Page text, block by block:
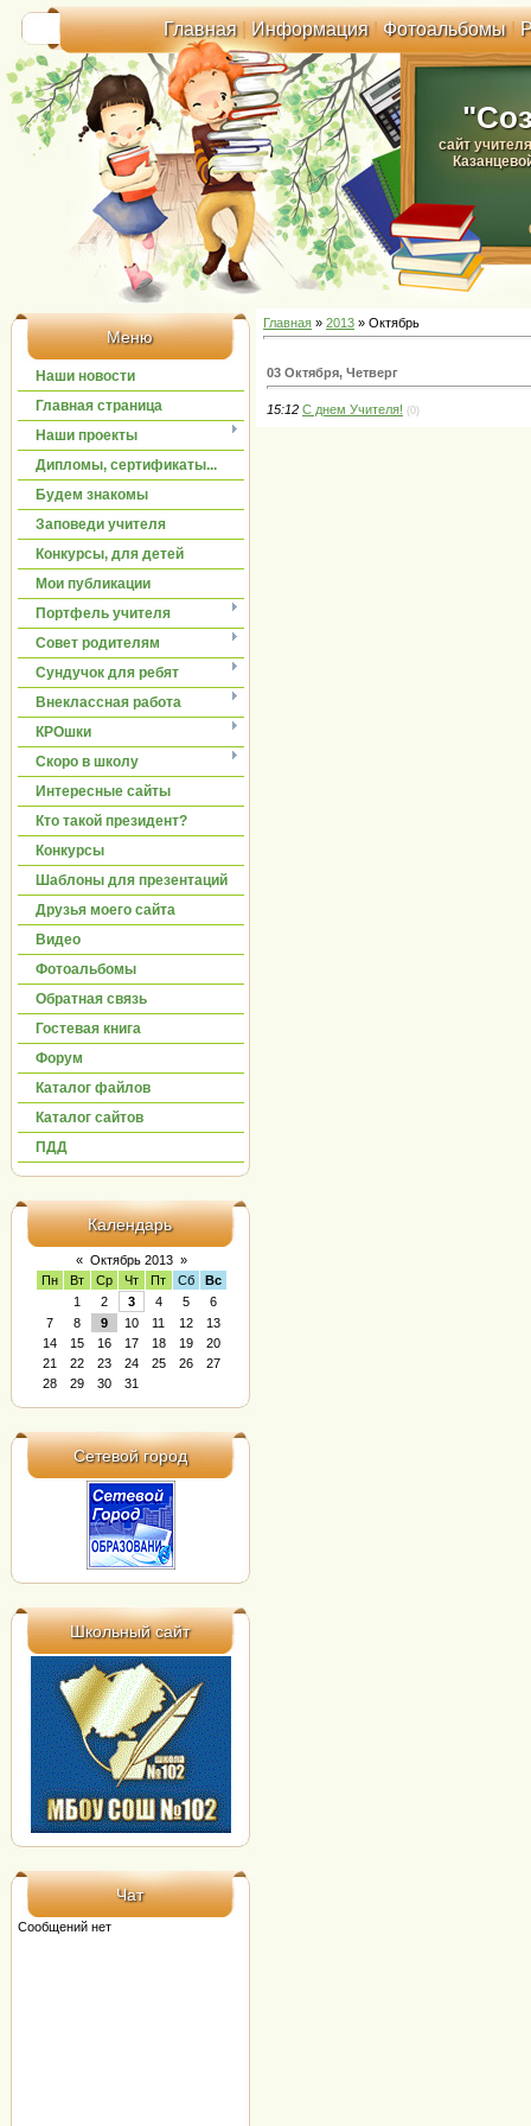
Главная| Информация|Фотоальбомы|
сайт
Меню
Наши новости
Главная страница
Наши проекты
Дипломы, сертификаты...
Будем знакомы
Заповеди учителя
Конкурсы, для детей
Мои публикации
Портфель учителя
Совет родителям
Сундучок для ребят
Внеклассная работа
КРОшки
Скоро в школу
Интересные сайты
Кто такой президент?
Конкурсы
Шаблоны для презентаций
Друзья моего сайта
Видео
Фотоальбомы
Обратная связь
Гостевая книга
Форум
Каталог файлов
Каталог сайтов
ПДД
Календарь
« Октябрь 2013 »
Пн
Вт Ср Чт Пт Сб
Вс
1
2 3 4 5
6
7
8 9 10 11 12
13
14
15 16 17 18 19
20
21
22 23 24 25 26
27
28
29 30 31
Сетевой город
Школьный сайт
Чат
Главная » 2013 » Октябрь
03 Октября, Четверг
15:12 С днем Учителя! (0)